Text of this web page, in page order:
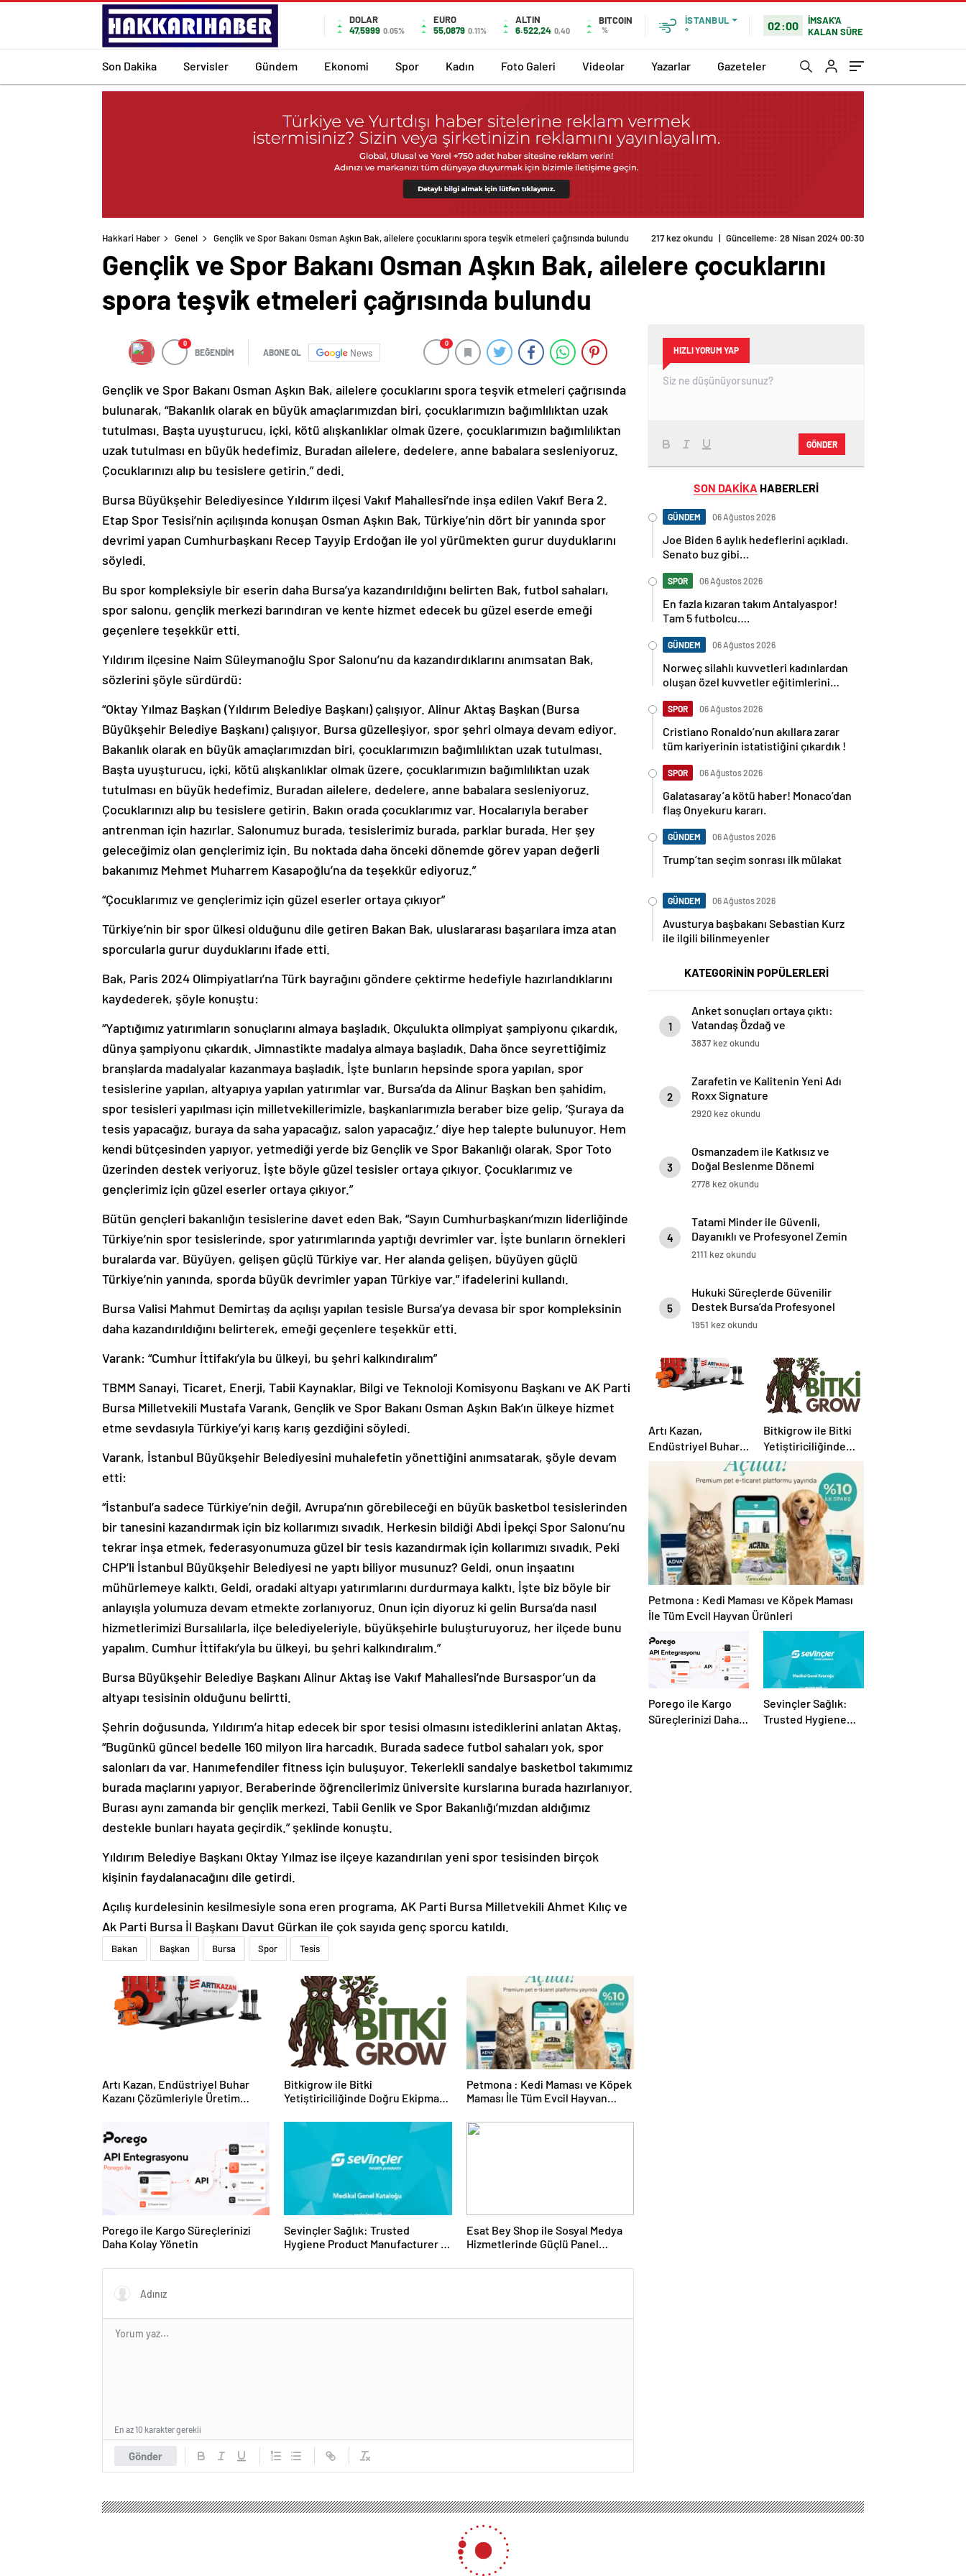
DOLAR
47,5999 0.05%
EURO
55,0879 0.11%
ALTIN
6.522,24 0,40
BITCOIN
%
İSTANBUL
°
02:00
İMSAK'A
KALAN SÜRE
Son Dakika Servisler Gündem Ekonomi Spor Kadın Foto Galeri Videolar Yazarlar Gazeteler
Hakkari Haber Genel Gençlik ve Spor Bakanı Osman Aşkın Bak, ailelere çocuklarını spora teşvik etmeleri çağrısında bulundu 217 kez okundu | Güncelleme: 28 Nisan 2024 00:30
Gençlik ve Spor Bakanı Osman Aşkın Bak, ailelere çocuklarını
spora teşvik etmeleri çağrısında bulundu
0
BEĞENDİM ABONE OL News
0
Gençlik ve Spor Bakanı Osman Aşkın Bak, ailelere çocuklarını spora teşvik etmeleri çağrısında
bulunarak, “Bakanlık olarak en büyük amaçlarımızdan biri, çocuklarımızın bağımlılıktan uzak
tutulması. Başta uyuşturucu, içki, kötü alışkanlıklar olmak üzere, çocuklarımızın bağımlılıktan
uzak tutulması en büyük hedefimiz. Buradan ailelere, dedelere, anne babalara sesleniyoruz.
Çocuklarınızı alıp bu tesislere getirin.” dedi.
Bursa Büyükşehir Belediyesince Yıldırım ilçesi Vakıf Mahallesi’nde inşa edilen Vakıf Bera 2.
Etap Spor Tesisi’nin açılışında konuşan Osman Aşkın Bak, Türkiye’nin dört bir yanında spor
devrimi yapan Cumhurbaşkanı Recep Tayyip Erdoğan ile yol yürümekten gurur duyduklarını
söyledi.
Bu spor kompleksiyle bir eserin daha Bursa’ya kazandırıldığını belirten Bak, futbol sahaları,
spor salonu, gençlik merkezi barındıran ve kente hizmet edecek bu güzel eserde emeği
geçenlere teşekkür etti.
Yıldırım ilçesine Naim Süleymanoğlu Spor Salonu’nu da kazandırdıklarını anımsatan Bak,
sözlerini şöyle sürdürdü:
“Oktay Yılmaz Başkan (Yıldırım Belediye Başkanı) çalışıyor. Alinur Aktaş Başkan (Bursa
Büyükşehir Belediye Başkanı) çalışıyor. Bursa güzelleşiyor, spor şehri olmaya devam ediyor.
Bakanlık olarak en büyük amaçlarımızdan biri, çocuklarımızın bağımlılıktan uzak tutulması.
Başta uyuşturucu, içki, kötü alışkanlıklar olmak üzere, çocuklarımızın bağımlılıktan uzak
tutulması en büyük hedefimiz. Buradan ailelere, dedelere, anne babalara sesleniyoruz.
Çocuklarınızı alıp bu tesislere getirin. Bakın orada çocuklarımız var. Hocalarıyla beraber
antrenman için hazırlar. Salonumuz burada, tesislerimiz burada, parklar burada. Her şey
geleceğimiz olan gençlerimiz için. Bu noktada daha önceki dönemde görev yapan değerli
bakanımız Mehmet Muharrem Kasapoğlu’na da teşekkür ediyoruz.”
“Çocuklarımız ve gençlerimiz için güzel eserler ortaya çıkıyor”
Türkiye’nin bir spor ülkesi olduğunu dile getiren Bakan Bak, uluslararası başarılara imza atan
sporcularla gurur duyduklarını ifade etti.
Bak, Paris 2024 Olimpiyatları’na Türk bayrağını göndere çektirme hedefiyle hazırlandıklarını
kaydederek, şöyle konuştu:
“Yaptığımız yatırımların sonuçlarını almaya başladık. Okçulukta olimpiyat şampiyonu çıkardık,
dünya şampiyonu çıkardık. Jimnastikte madalya almaya başladık. Daha önce seyrettiğimiz
branşlarda madalyalar kazanmaya başladık. İşte bunların hepsinde spora yapılan, spor
tesislerine yapılan, altyapıya yapılan yatırımlar var. Bursa’da da Alinur Başkan ben şahidim,
spor tesisleri yapılması için milletvekillerimizle, başkanlarımızla beraber bize gelip, ‘Şuraya da
tesis yapacağız, buraya da saha yapacağız, salon yapacağız.’ diye hep talepte bulunuyor. Hem
kendi bütçesinden yapıyor, yetmediği yerde biz Gençlik ve Spor Bakanlığı olarak, Spor Toto
üzerinden destek veriyoruz. İşte böyle güzel tesisler ortaya çıkıyor. Çocuklarımız ve
gençlerimiz için güzel eserler ortaya çıkıyor.”
Bütün gençleri bakanlığın tesislerine davet eden Bak, “Sayın Cumhurbaşkanı’mızın liderliğinde
Türkiye’nin spor tesislerinde, spor yatırımlarında yaptığı devrimler var. İşte bunların örnekleri
buralarda var. Büyüyen, gelişen güçlü Türkiye var. Her alanda gelişen, büyüyen güçlü
Türkiye’nin yanında, sporda büyük devrimler yapan Türkiye var.” ifadelerini kullandı.
Bursa Valisi Mahmut Demirtaş da açılışı yapılan tesisle Bursa’ya devasa bir spor kompleksinin
daha kazandırıldığını belirterek, emeği geçenlere teşekkür etti.
Varank: “Cumhur İttifakı’yla bu ülkeyi, bu şehri kalkındıralım”
TBMM Sanayi, Ticaret, Enerji, Tabii Kaynaklar, Bilgi ve Teknoloji Komisyonu Başkanı ve AK Parti
Bursa Milletvekili Mustafa Varank, Gençlik ve Spor Bakanı Osman Aşkın Bak’ın ülkeye hizmet
etme sevdasıyla Türkiye’yi karış karış gezdiğini söyledi.
Varank, İstanbul Büyükşehir Belediyesini muhalefetin yönettiğini anımsatarak, şöyle devam
etti:
“İstanbul’a sadece Türkiye’nin değil, Avrupa’nın görebileceği en büyük basketbol tesislerinden
bir tanesini kazandırmak için biz kollarımızı sıvadık. Herkesin bildiği Abdi İpekçi Spor Salonu’nu
tekrar inşa etmek, federasyonumuza güzel bir tesis kazandırmak için kollarımızı sıvadık. Peki
CHP’li İstanbul Büyükşehir Belediyesi ne yaptı biliyor musunuz? Geldi, onun inşaatını
mühürlemeye kalktı. Geldi, oradaki altyapı yatırımlarını durdurmaya kalktı. İşte biz böyle bir
anlayışla yolumuza devam etmekte zorlanıyoruz. Onun için diyoruz ki gelin Bursa’da nasıl
hizmetlerimizi Bursalılarla, ilçe belediyeleriyle, büyükşehirle buluşturuyoruz, her ilçede bunu
yapalım. Cumhur İttifakı’yla bu ülkeyi, bu şehri kalkındıralım.”
Bursa Büyükşehir Belediye Başkanı Alinur Aktaş ise Vakıf Mahallesi’nde Bursaspor’un da
altyapı tesisinin olduğunu belirtti.
Şehrin doğusunda, Yıldırım’a hitap edecek bir spor tesisi olmasını istediklerini anlatan Aktaş,
“Bugünkü güncel bedelle 160 milyon lira harcadık. Burada sadece futbol sahaları yok, spor
salonları da var. Hanımefendiler fitness için buluşuyor. Tekerlekli sandalye basketbol takımımız
burada maçlarını yapıyor. Beraberinde öğrencilerimiz üniversite kurslarına burada hazırlanıyor.
Burası aynı zamanda bir gençlik merkezi. Tabii Genlik ve Spor Bakanlığı’mızdan aldığımız
destekle bunları hayata geçirdik.” şeklinde konuştu.
Yıldırım Belediye Başkanı Oktay Yılmaz ise ilçeye kazandırılan yeni spor tesisinden birçok
kişinin faydalanacağını dile getirdi.
Açılış kurdelesinin kesilmesiyle sona eren programa, AK Parti Bursa Milletvekili Ahmet Kılıç ve
Ak Parti Bursa İl Başkanı Davut Gürkan ile çok sayıda genç sporcu katıldı.
Bakan Başkan Bursa Spor Tesis
Artı Kazan, Endüstriyel Buhar
Kazanı Çözümleriyle Üretim
Bitkigrow ile Bitki
Yetiştiriciliğinde Doğru Ekipman
Petmona : Kedi Maması ve Köpek
Maması İle Tüm Evcil Hayvan
Porego ile Kargo Süreçlerinizi
Daha Kolay Yönetin
Sevinçler Sağlık: Trusted
Hygiene Product Manufacturer in
Esat Bey Shop ile Sosyal Medya
Hizmetlerinde Güçlü Panel
Gönder
En az 10 karakter gerekli
HIZLI YORUM YAP
GÖNDER
SON DAKİKA HABERLERİ
GÜNDEM 06 Ağustos 2026
Joe Biden 6 aylık hedeflerini açıkladı.
Senato buz gibi…
SPOR 06 Ağustos 2026
En fazla kızaran takım Antalyaspor!
Tam 5 futbolcu….
GÜNDEM 06 Ağustos 2026
Norweç silahlı kuvvetleri kadınlardan
oluşan özel kuvvetler eğitimlerini
SPOR 06 Ağustos 2026
Cristiano Ronaldo’nun akıllara zarar
tüm kariyerinin istatistiğini çıkardık !
SPOR 06 Ağustos 2026
Galatasaray’a kötü haber! Monaco’dan
flaş Onyekuru kararı.
GÜNDEM 06 Ağustos 2026
Trump’tan seçim sonrası ilk mülakat
GÜNDEM 06 Ağustos 2026
Avusturya başbakanı Sebastian Kurz
ile ilgili bilinmeyenler
KATEGORİNİN POPÜLERLERİ
1
Anket sonuçları ortaya çıktı:
Vatandaş Özdağ ve
İmamoğlu’nun tutuklanmasını
3837 kez okundu
2
Zarafetin ve Kalitenin Yeni Adı
Roxx Signature
2920 kez okundu
3
Osmanzadem ile Katkısız ve
Doğal Beslenme Dönemi
2778 kez okundu
4
Tatami Minder ile Güvenli,
Dayanıklı ve Profesyonel Zemin
Çözümleri
2111 kez okundu
5
Hukuki Süreçlerde Güvenilir
Destek Bursa’da Profesyonel
Avukatlık Hizmeti
1951 kez okundu
Artı Kazan,
Endüstriyel Buhar
Kazanı
Çözümleriyle
Üretim Tesislerine
Verimli Sistemler
Sunuyor
Bitkigrow ile Bitki
Yetiştiriciliğinde
Doğru Ekipman ve
Ürün Seçimi
Petmona : Kedi Maması ve Köpek Maması
İle Tüm Evcil Hayvan Ürünleri
Porego ile Kargo
Süreçlerinizi Daha
Sevinçler Sağlık:
Trusted Hygiene